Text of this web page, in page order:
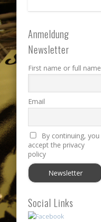
Anmeldung
Newsletter
First name or full name
Email
By continuing, you
accept the privacy
policy
Social Links